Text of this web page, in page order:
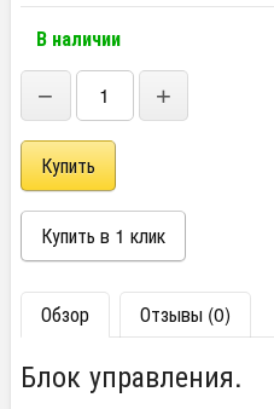
В наличии
− +
Обзор Отзывы (0)
Блок управления.